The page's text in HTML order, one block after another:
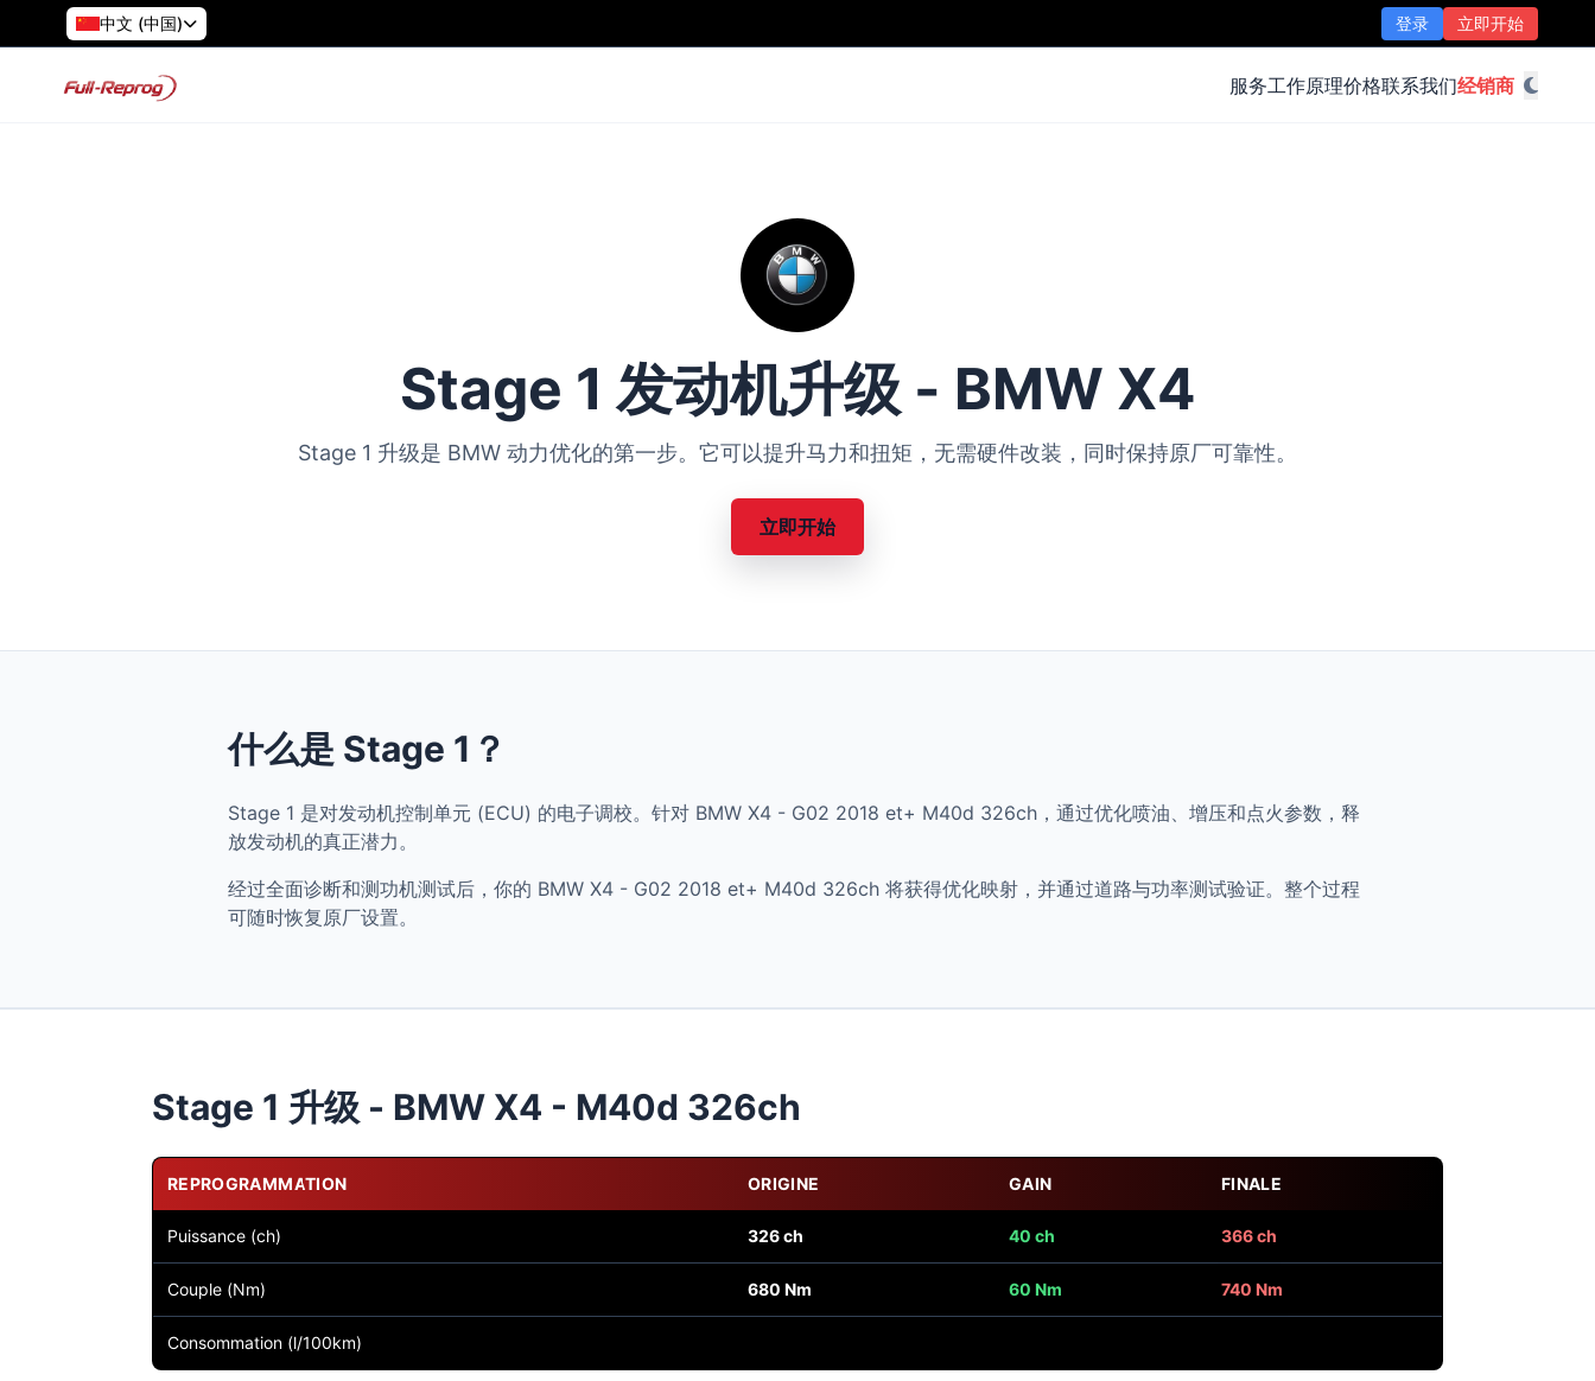
中文 (中国) 登录 立即开始
服务工作原理价格联系我们经销商
Stage 1 发动机升级 - BMW X4
Stage 1 升级是 BMW 动力优化的第一步。它可以提升马力和扭矩，无需硬件改装，同时保持原厂可靠性。
立即开始
什么是 Stage 1？
Stage 1 是对发动机控制单元 (ECU) 的电子调校。针对 BMW X4 - G02 2018 et+ M40d 326ch，通过优化喷油、增压和点火参数，释
放发动机的真正潜力。
经过全面诊断和测功机测试后，你的 BMW X4 - G02 2018 et+ M40d 326ch 将获得优化映射，并通过道路与功率测试验证。整个过程
可随时恢复原厂设置。
Stage 1 升级 - BMW X4 - M40d 326ch
REPROGRAMMATION ORIGINE GAIN FINALE
Puissance (ch) 326 ch 40 ch 366 ch
Couple (Nm) 680 Nm 60 Nm 740 Nm
Consommation (l/100km)